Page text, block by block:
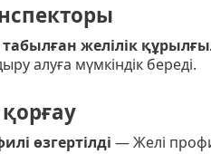
желілік
алуға мүмкіндік береді.
өзгертілді — Желі